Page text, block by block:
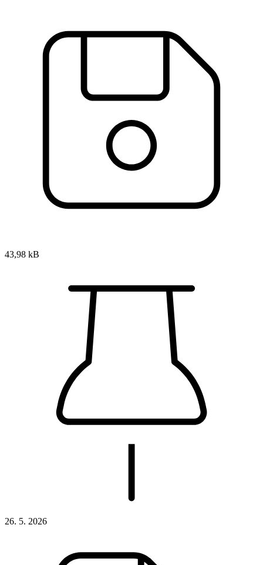
43,98 kB
26. 5. 2026